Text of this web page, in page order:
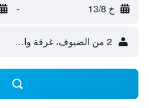
خ 13/8 -
2 من الضيوف، غرفة واحدة